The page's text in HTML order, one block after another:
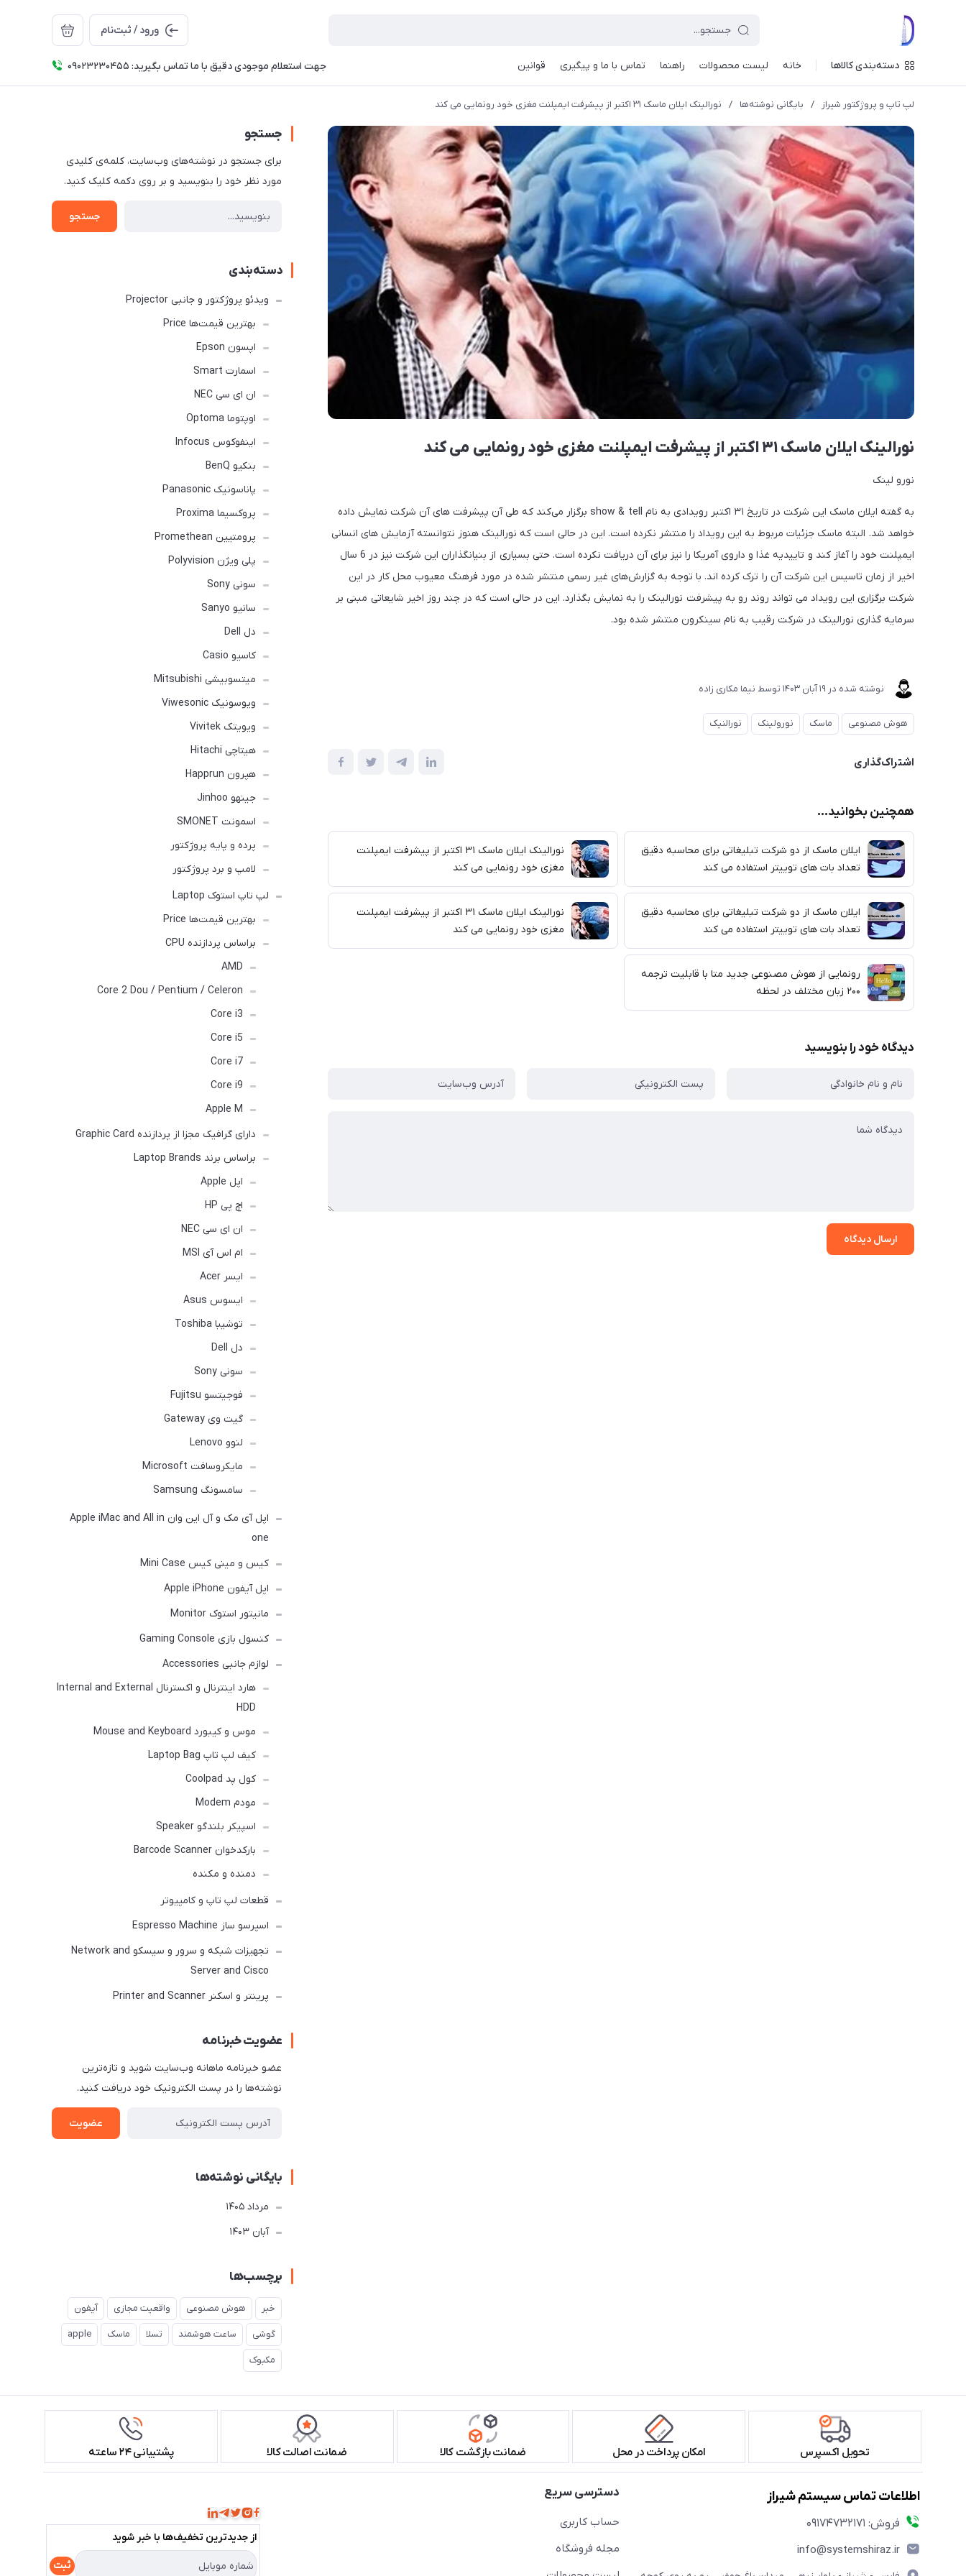
ورود / ثبت‌نام
دسته‌بندی کالاها خانه لیست محصولات راهنما تماس با ما و پیگیری قوانین جهت استعلام موجودی دقیق با ما تماس بگیرید: 09023230455
لپ تاپ و پروژکتور شیراز / بایگانی نوشته‌ها / نورالینک ایلان ماسک ۳۱ اکتبر از پیشرفت ایمپلنت مغزی خود رونمایی می کند
نورالینک ایلان ماسک ۳۱ اکتبر از پیشرفت ایمپلنت مغزی خود رونمایی می کند
نورو لینک
به گفته ایلان ماسک این شرکت در تاریخ ۳۱ اکتبر رویدادی به نام show & tell برگزار می‌کند که طی آن پیشرفت های آن شرکت نمایش داده
خواهد شد. البته ماسک جزئیات مربوط به این رویداد را منتشر نکرده است. این در حالی است که نورالینک هنوز نتوانسته آزمایش های انسانی
ایمپلنت خود را آغاز کند و تاییدیه غذا و داروی آمریکا را نیز برای آن دریافت نکرده است. حتی بسیاری از بنیانگذاران این شرکت نیز در 6 سال
اخیر از زمان تاسیس این شرکت آن را ترک کرده اند. با توجه به گزارش‌های غیر رسمی منتشر شده در مورد فرهنگ معیوب محل کار در این
شرکت برگزاری این رویداد می تواند روند رو به پیشرفت نورالینک را به نمایش بگذارد. این در حالی است که در چند روز اخیر شایعاتی مبنی بر
سرمایه گذاری نورالینک در شرکت رقیب به نام سینکرون منتشر شده بود.
نوشته شده در 19 آبان 1403 توسط نیما مکاری زاده
هوش مصنوعی ماسک نورولینک نورالنیک
اشتراک‌گذاری
همچنین بخوانید...
ایلان ماسک از دو شرکت تبلیغاتی برای محاسبه دقیق
تعداد بات های توییتر استفاده می کند
نورالینک ایلان ماسک ۳۱ اکتبر از پیشرفت ایمپلنت
مغزی خود رونمایی می کند
ایلان ماسک از دو شرکت تبلیغاتی برای محاسبه دقیق
تعداد بات های توییتر استفاده می کند
نورالینک ایلان ماسک ۳۱ اکتبر از پیشرفت ایمپلنت
مغزی خود رونمایی می کند
رونمایی از هوش مصنوعی جدید متا با قابلیت ترجمه
۲۰۰ زبان مختلف در لحظه
دیدگاه خود را بنویسید
ارسال دیدگاه
جستجو
برای جستجو در نوشته‌های وب‌سایت، کلمه‌ی کلیدی
مورد نظر خود را بنویسید و بر روی دکمه کلیک کنید.
جستجو
دسته‌بندی
ویدئو پروژکتور و جانبی Projector
بهترین قیمت‌ها Price
اپسون Epson
اسمارت Smart
ان ای سی NEC
اوپتوما Optoma
اینفوکوس Infocus
بنکیو BenQ
پاناسونیک Panasonic
پروکسیما Proxima
پرومتیین Promethean
پلی ویژن Polyvision
سونی Sony
سانیو Sanyo
دل Dell
کاسیو Casio
میتسوبیشی Mitsubishi
ویوسونیک Viwesonic
ویویتک Vivitek
هیتاچی Hitachi
هپرون Happrun
جینهو Jinhoo
اسمونت SMONET
پرده و پایه پروژکتور
لامپ و برد پروژکتور
لپ تاپ استوک Laptop
بهترین قیمت‌ها Price
براساس پردازنده CPU
AMD
Core 2 Dou / Pentium / Celeron
Core i3
Core i5
Core i7
Core i9
Apple M
دارای گرافیک مجزا از پردازنده Graphic Card
براساس برند Laptop Brands
اپل Apple
اچ پی HP
ان ای سی NEC
ام اس آی MSI
ایسر Acer
ایسوس Asus
توشیبا Toshiba
دل Dell
سونی Sony
فوجیتسو Fujitsu
گیت وی Gateway
لنوو Lenovo
مایکروسافت Microsoft
سامسونگ Samsung
اپل آی مک و آل این وان Apple iMac and All in
one
کیس و مینی کیس Mini Case
اپل آیفون Apple iPhone
مانیتور استوک Monitor
کنسول بازی Gaming Console
لوازم جانبی Accessories
هارد اینترنال و اکسترنال Internal and External
HDD
موس و کیبورد Mouse and Keyboard
کیف لپ تاپ Laptop Bag
کول پد Coolpad
مودم Modem
اسپیکر بلندگو Speaker
بارکدخوان Barcode Scanner
دمنده و مکنده
قطعات لپ تاپ و کامپیوتر
اسپرسو ساز Espresso Machine
تجهیزات شبکه و سرور و سیسکو Network and
Server and Cisco
پرینتر و اسکنر Printer and Scanner
عضویت خبرنامه
عضو خبرنامه ماهانه وب‌سایت شوید و تازه‌ترین
نوشته‌ها را در پست الکترونیک خود دریافت کنید.
عضویت
بایگانی نوشته‌ها
مرداد 1405
آبان 1403
برچسب‌ها
خبر هوش مصنوعی واقعیت مجازی آیفون
گوشی ساعت هوشمند تسلا ماسک apple
مکبوک
تحویل اکسپرس امکان پرداخت در محل ضمانت بازگشت کالا ضمانت اصالت کالا پشتیبانی ۲۴ ساعته
اطلاعات تماس سیستم شیراز
فروش: 09174732171
info@systemshiraz.ir
دسترسی سریع
حساب کاربری
مجله فروشگاه
از جدید‌ترین تخفیف‌ها با‌ خبر شوید
ثبت